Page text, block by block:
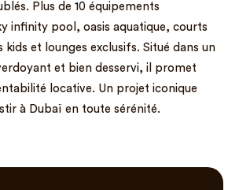
Plus de 10 équipements
infinity pool, oasis aquatique, courts
kids et lounges exclusifs. Situé dans un
et bien desservi, il promet
locative. Un projet iconique
à Dubaï en toute sérénité.